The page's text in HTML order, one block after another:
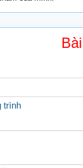
trình